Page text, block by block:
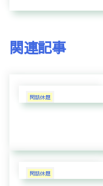
関連記事
閑話休題
閑話休題